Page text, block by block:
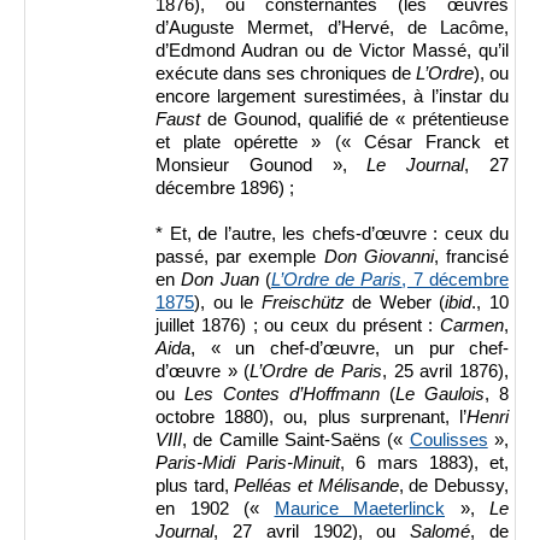
1876), ou consternantes (les œuvres
d’Auguste Mermet, d’Hervé, de Lacôme,
d’Edmond Audran ou de Victor Massé, qu’il
exécute dans ses chroniques de L’Ordre), ou
encore largement surestimées, à l’instar du
Faustde Gounod, qualifié de « prétentieuse
et plate opérette » (« César Franck et
Monsieur Gounod »,Le Journal, 27
décembre 1896) ;
* Et, de l’autre, les chefs-d’œuvre : ceux du
passé, par exemple Don Giovanni, francisé
enDon Juan(L’Ordre de Paris, 7 décembre
1875), ou le Freischützde Weber (ibid., 10
juillet 1876) ; ou ceux du présent : Carmen,
Aida, « un chef-d’œuvre, un pur chef-
d’œuvre » (L’Ordre de Paris, 25 avril 1876),
ou Les Contes d’Hoffmann (Le Gaulois, 8
octobre 1880), ou, plus surprenant, l’Henri
VIII, de Camille Saint-Saëns (« Coulisses »,
Paris-Midi Paris-Minuit,6 mars 1883), et,
plus tard,Pelléas et Mélisande, de Debussy,
en 1902 («
Maurice Maeterlinck », Le
Journal, 27 avril 1902), ouSalomé, de